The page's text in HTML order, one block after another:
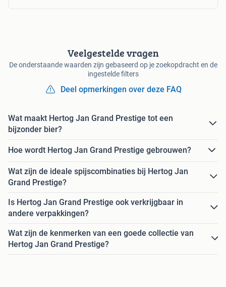
Veelgestelde vragen
De onderstaande waarden zijn gebaseerd op je zoekopdracht en de
ingestelde filters
Deel opmerkingen over deze FAQ
Wat maakt Hertog Jan Grand Prestige tot een
bijzonder bier?
Hoe wordt Hertog Jan Grand Prestige gebrouwen?
Wat zijn de ideale spijscombinaties bij Hertog Jan
Grand Prestige?
Is Hertog Jan Grand Prestige ook verkrijgbaar in
andere verpakkingen?
Wat zijn de kenmerken van een goede collectie van
Hertog Jan Grand Prestige?